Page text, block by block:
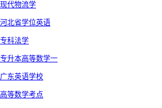
现代物流学
河北省学位英语
专科法学
专升本高等数学一
广东英语学校
高等数学考点